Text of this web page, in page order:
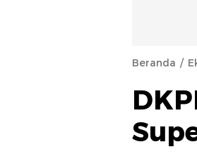
Beranda